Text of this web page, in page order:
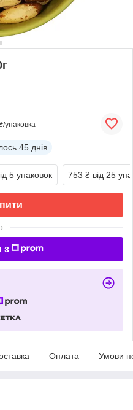
упаковка
45 днів
5 упаковок 753 ₴ від 25
з
Оплата Умови